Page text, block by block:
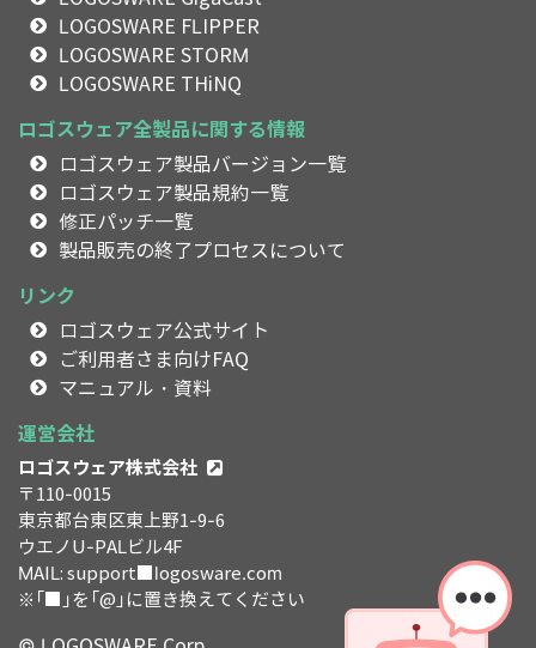
LOGOSWARE FLIPPER
LOGOSWARE STORM
LOGOSWARE THiNQ
ロゴスウェア全製品に関する情報
ロゴスウェア製品バージョン一覧
ロゴスウェア製品規約一覧
修正パッチ一覧
製品販売の終了プロセスについて
リンク
ロゴスウェア公式サイト
ご利用者さま向けFAQ
マニュアル・資料
運営会社
ロゴスウェア株式会社
〒110-0015
東京都台東区東上野1-9-6
ウエノU-PALビル4F
MAIL: support■logosware.com
※「■」を「@」に置き換えてください